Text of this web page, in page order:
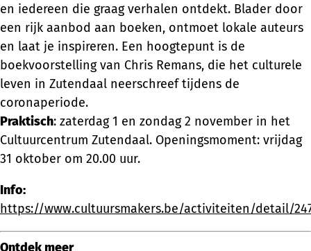
en iedereen die graag verhalen ontdekt. Blader door
een rijk aanbod aan boeken, ontmoet lokale auteurs
en laat je inspireren. Een hoogtepunt is de
boekvoorstelling van Chris Remans, die het culturele
leven in Zutendaal neerschreef tijdens de
coronaperiode.
Praktisch: zaterdag 1 en zondag 2 november in het
Cultuurcentrum Zutendaal. Openingsmoment: vrijdag
31 oktober om 20.00 uur.
Info:
https://www.cultuursmakers.be/activiteiten/detail/
Ontdek meer